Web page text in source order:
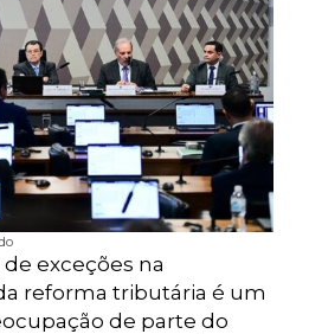
exceções na
reforma tributária é um
de parte do